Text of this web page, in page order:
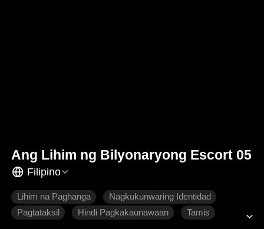
Ang Lihim ng Bilyonaryong Escort 05
Filipino
Lihim na Paghanga
Nagkukunwaring Identidad
Pagtataksil
Hindi Pagkakaunawaan
Tamis